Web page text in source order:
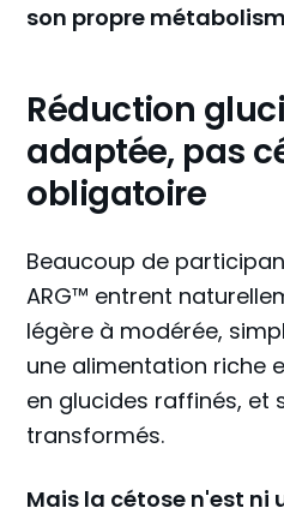
son propre
Réduction
adaptée, pas
obligatoire
Beaucoup de
ARG™ entrent
légère à modérée,
une alimentation riche
en glucides raffinés, et
transformés.
Mais la cétose n'est ni
💬 Réseaux sociaux
Instagram
Youtube
Email
WhatsApp
Appel découverte